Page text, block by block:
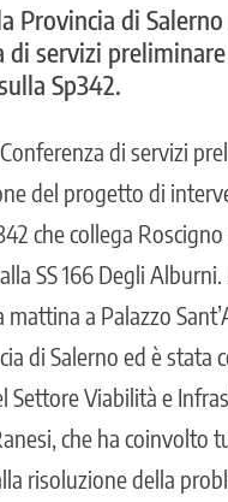
Provincia di
di servizi
Sp342.
Conferenza di servizi
del progetto di
che collega
SS 166 Degli
a Palazzo
di Salerno ed è stata
Settore Viabilità e
che ha coinvolto
risoluzione della